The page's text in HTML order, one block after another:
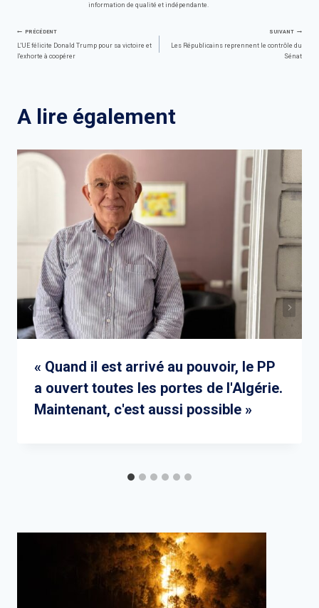
information de qualité et indépendante.
Navigation
PRÉCÉDENT
L'UE félicite Donald Trump pour sa victoire et
l'exhorte à coopérer
SUIVANT
Les Républicains reprennent le contrôle du
Sénat
A lire également
« Quand il est arrivé au pouvoir, le PP
a ouvert toutes les portes de l'Algérie.
Maintenant, c'est aussi possible »